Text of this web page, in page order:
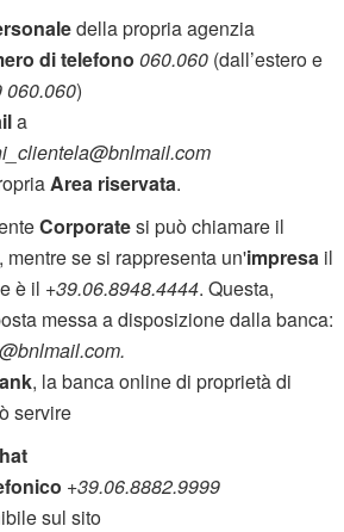
della propria agenzia
di telefono 060.060 (dall’estero e
060.060)
a
Area riservata.
Corporatesi può chiamare il
, mentre se si rappresenta un'impresa il
è il +39.06.8948.4444. Questa,
messa a disposizione dalla banca:
, la banca online di proprietà di
servire
+39.06.8882.9999
sul sito